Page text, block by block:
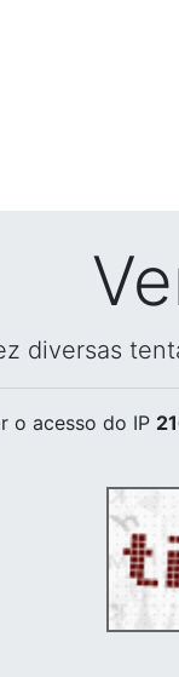
diversas
o acesso do IP